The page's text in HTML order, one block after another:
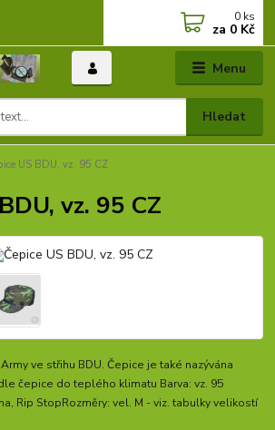
Menu
Hledat
0 ks
za 0 Kč
US BDU, vz. 95 CZ
vz. 95 CZ
ve střihu BDU. Čepice je také nazývána
čepice do teplého klimatu Barva: vz. 95
Rip StopRozměry: vel. M - viz. tabulky velikostí